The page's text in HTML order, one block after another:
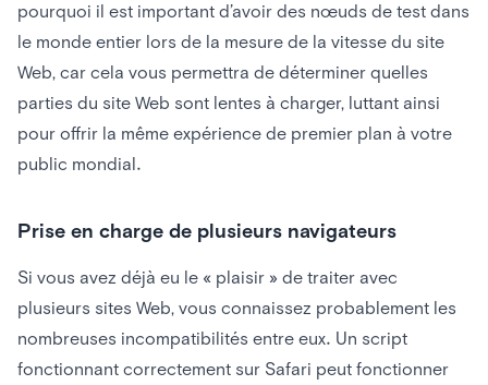
pourquoi il est important d’avoir des nœuds de test dans
le monde entier lors de la mesure de la vitesse du site
Web, car cela vous permettra de déterminer quelles
parties du site Web sont lentes à charger, luttant ainsi
pour offrir la même expérience de premier plan à votre
public mondial.
Prise en charge de plusieurs navigateurs
Si vous avez déjà eu le « plaisir » de traiter avec
plusieurs sites Web, vous connaissez probablement les
nombreuses incompatibilités entre eux. Un script
fonctionnant correctement sur Safari peut fonctionner